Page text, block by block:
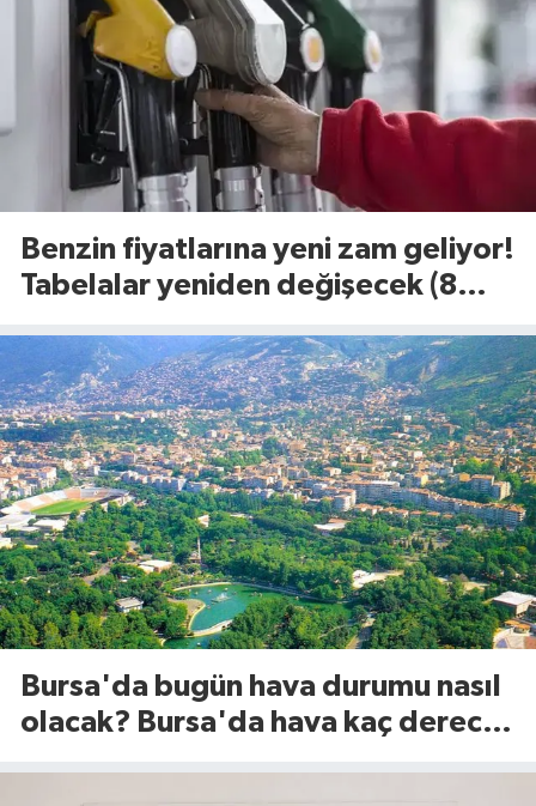
Benzin fiyatlarına yeni zam geliyor!
Tabelalar yeniden değişecek (8
Bursa'da bugün hava durumu nasıl
olacak? Bursa'da hava kaç derece?